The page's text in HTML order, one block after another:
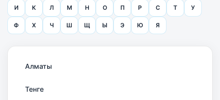
И К Л М Н О П Р С Т У
Ф Х Ч Ш Щ Ы Э Ю Я
Алматы
Тенге